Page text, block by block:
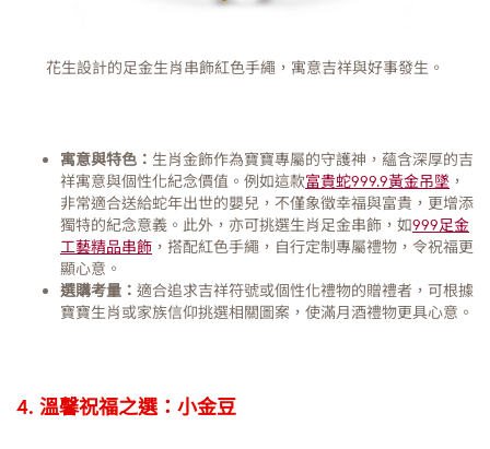
花生設計的足金生肖串飾紅色手繩，寓意吉祥與好事發生。
寓意與特色： 生肖金飾作為寶寶專屬的守護神，蘊含深厚的吉
祥寓意與個性化紀念價值。例如這款富貴蛇999.9黃金吊墜 ，
非常適合送給蛇年出世的嬰兒，不僅象徵幸福與富貴，更增添
獨特的紀念意義。此外，亦可挑選生肖足金串飾，如999足金
工藝精品串飾 ，搭配紅色手繩，自行定制專屬禮物，令祝福更
顯心意。
選購考量： 適合追求吉祥符號或個性化禮物的贈禮者，可根據
寶寶生肖或家族信仰挑選相關圖案，使滿月酒禮物更具心意。
4. 溫馨祝福之選：小金豆